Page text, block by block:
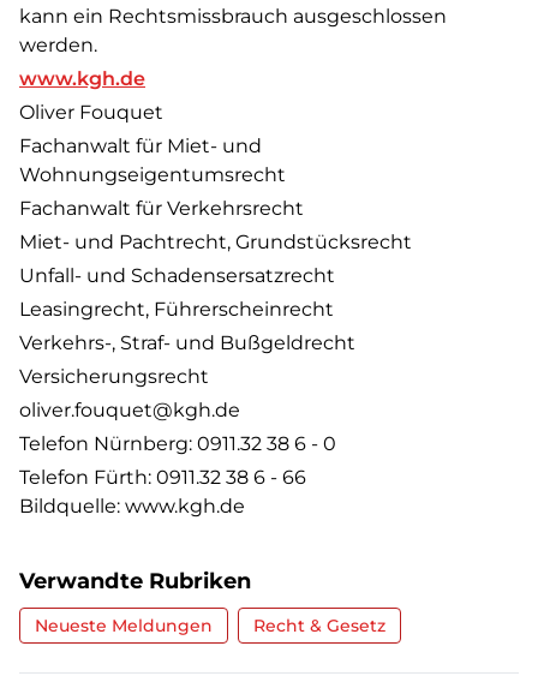
kann ein Rechtsmissbrauch ausgeschlossen
werden.
www.kgh.de
Oliver Fouquet
Fachanwalt für Miet- und
Wohnungseigentumsrecht
Fachanwalt für Verkehrsrecht
Miet- und Pachtrecht, Grundstücksrecht
Unfall- und Schadensersatzrecht
Leasingrecht, Führerscheinrecht
Verkehrs-, Straf- und Bußgeldrecht
Versicherungsrecht
oliver.fouquet@kgh.de
Telefon Nürnberg: 0911.32 38 6 - 0
Telefon Fürth: 0911.32 38 6 - 66
Bildquelle: www.kgh.de
Verwandte Rubriken
Neueste Meldungen Recht & Gesetz